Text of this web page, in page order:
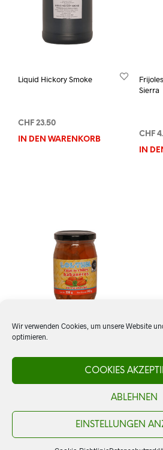
Wir verwenden Cookies, um unsere Website
optimieren.
COOKIES
ABLEHNEN
EINSTELLUNGEN
Liquid Hickory Smoke
CHF 23.50
IN DEN WARENKORB
Sierra
CHF
IN
Habaneros, Loltun
Sierra
CHF